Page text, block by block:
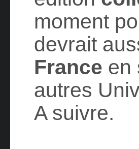
moment
devrait
France en
autres
A suivre.